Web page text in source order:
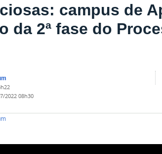
campus de
da 2ª fase do
2022 08h30